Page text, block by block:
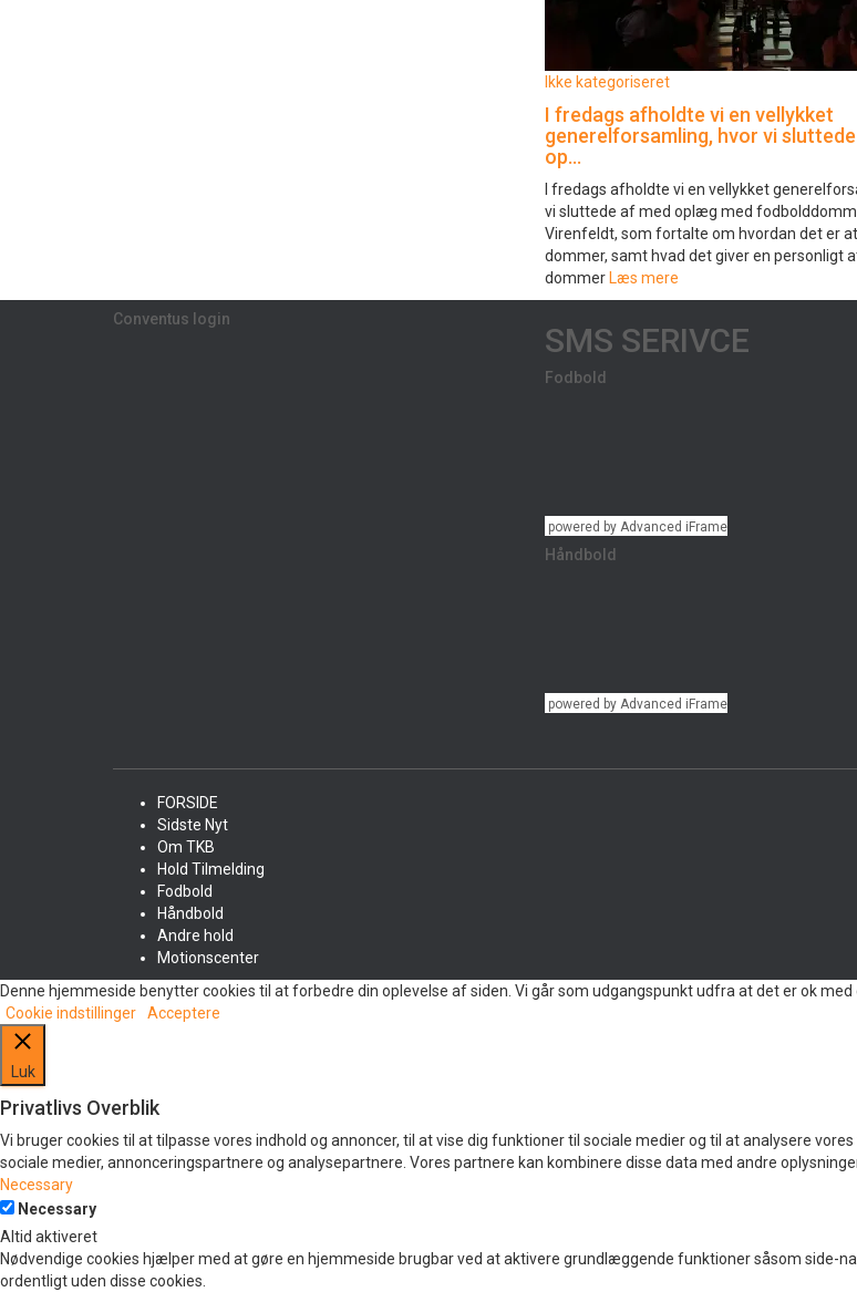
Ikke kategoriseret
I fredags afholdte vi en vellykket
generelforsamling, hvor vi
op…
I fredags afholdte vi en vellykket
vi sluttede af med oplæg med
Virenfeldt, som fortalte om hvordan det er
dommer, samt hvad det giver en personligt
dommer Læs mere
Conventus login
SMS SERIVCE
Fodbold
powered by Advanced iFrame
Håndbold
powered by Advanced iFrame
FORSIDE
Sidste Nyt
Om TKB
Hold Tilmelding
Fodbold
Håndbold
Andre hold
Motionscenter
Denne hjemmeside benytter cookies til at forbedre din oplevelse af siden. Vi går som udgangspunkt udfra at det er ok
Cookie indstillinger
Acceptere
Luk
Privatlivs Overblik
Vi bruger cookies til at tilpasse vores indhold og annoncer, til at vise dig funktioner til sociale medier og til at analysere
sociale medier, annonceringspartnere og analysepartnere. Vores partnere kan kombinere disse data med andre
Necessary
Necessary
Altid aktiveret
Nødvendige cookies hjælper med at gøre en hjemmeside brugbar ved at aktivere grundlæggende funktioner såsom side-
ordentligt uden disse cookies.